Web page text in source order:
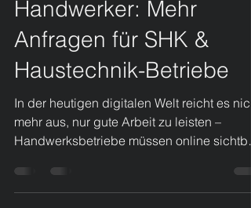
Top Marketingagentur für
Handwerker: Mehr
Anfragen für SHK &
Haustechnik-Betriebe
mehr aus, nur gute Arbeit zu leisten –
Handwerksbetriebe müssen online sichtbar